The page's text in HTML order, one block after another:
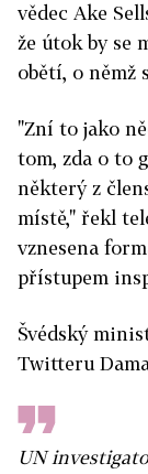
vědec Ake
že útok by se
obětí, o němž
"Zní to jako
tom, zda o to
některý z
místě," řekl
vznesena
přístupem
Švédský
Twitteru
UN